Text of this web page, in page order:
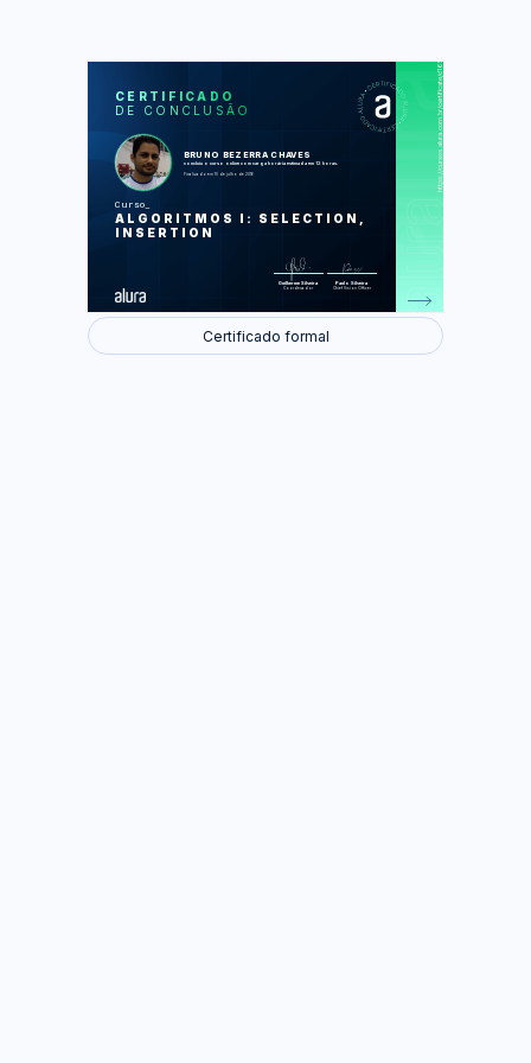
CERTIFICADO
DE CONCLUSÃO
BRUNO BEZERRA CHAVES
concluiu o curso online com carga horária estimada em 12 horas.
Finalizado em 10 de julho de 2016
Curso
ALGORITMOS I: SELECTION,
INSERTION
Guilherme Silveira
Coordenador
Paulo Silveira
Chief Vision Officer
https://cursos.alura.com.br/certificate/d1658a6172484df5b52e009ef8ed00f0
LAS
Busca do menor valor e um trecho
específico no array
A importância da ordenação
Ordenando ao selecionar o mais
algoritmo linear com um quadrático
Algoritmos cúbicos
Certificado formal